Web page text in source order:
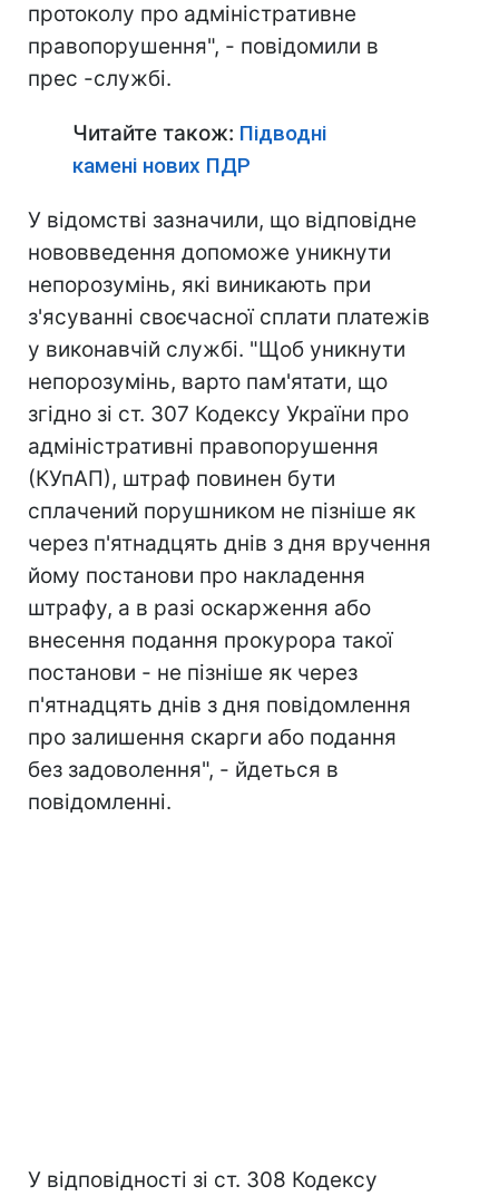
протоколу про адміністративне
правопорушення", - повідомили в
прес -службі.
Читайте також: Підводні
камені нових ПДР
У відомстві зазначили, що відповідне
нововведення допоможе уникнути
непорозумінь, які виникають при
з'ясуванні своєчасної сплати платежів
у виконавчій службі. "Щоб уникнути
непорозумінь, варто пам'ятати, що
згідно зі ст. 307 Кодексу України про
адміністративні правопорушення
(КУпАП), штраф повинен бути
сплачений порушником не пізніше як
через п'ятнадцять днів з дня вручення
йому постанови про накладення
штрафу, а в разі оскарження або
внесення подання прокурора такої
постанови - не пізніше як через
п'ятнадцять днів з дня повідомлення
про залишення скарги або подання
без задоволення", - йдеться в
повідомленні.
У відповідності зі ст. 308 Кодексу